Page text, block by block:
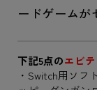
ードゲームが
下記5点のエビ
・Switch用ソ